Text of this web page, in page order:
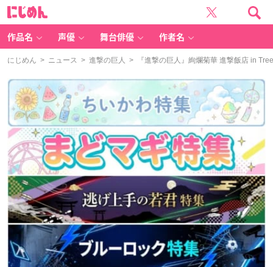
作品名 声優 舞台俳優 作者名
にじめん > ニュース > 進撃の巨人 > 『進撃の巨人』絢爛菊華 進撃飯店 in